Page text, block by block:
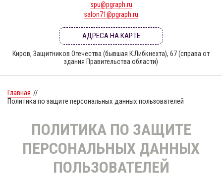
spu@pgraph.ru
salon71@pgraph.ru
АДРЕСА НА КАРТЕ
Киров, Защитников Отечества (бывшая К.Либкнехта), 67 (справа от
здания Правительства области)
Главная //
Политика по защите персональных данных пользователей
ПОЛИТИКА ПО ЗАЩИТЕ
ПЕРСОНАЛЬНЫХ ДАННЫХ
ПОЛЬЗОВАТЕЛЕЙ